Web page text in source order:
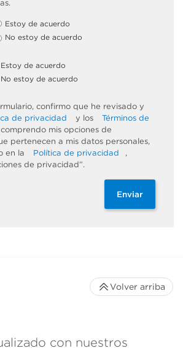
Estoy de acuerdo
No estoy de acuerdo
Estoy de acuerdo
No estoy de acuerdo
confirmo que he revisado y
de privacidad y los
Términos de
comprendo mis opciones de
pertenecen a mis datos personales,
en la
Política de privacidad
,
de privacidad”.
Enviar
con nuestros
Volver arriba